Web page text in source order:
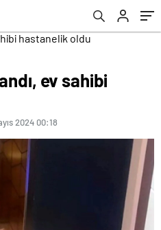
ev sahibi
2024 00:18